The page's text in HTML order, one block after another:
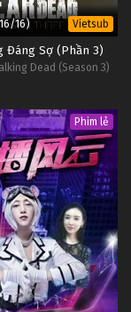
Truyện Tập 58
Truyện Tập 57
Truyện Tập 56
Truyện Tập 55
16) Vietsub
Đáng Sợ (Phần 3)
Dead (Season 3)
Phim lẻ